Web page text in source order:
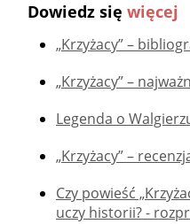
Dowiedz się więcej
„Krzyżacy” –
„Krzyżacy” –
Legenda o
„Krzyżacy” –
Czy powieść
uczy historii? -